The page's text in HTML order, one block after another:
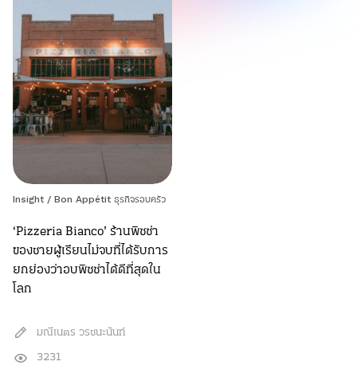
Insight / Bon Appétit ธุรกิจรอบครัว
‘Pizzeria Bianco’ ร้านพิซซ่า
ของชายผู้เรียนไม่จบที่ได้รับการ
ยกย่องว่าอบพิซซ่าได้ดีที่สุดใน
โลก
มณีเนตร วรชนะนันท์
3231